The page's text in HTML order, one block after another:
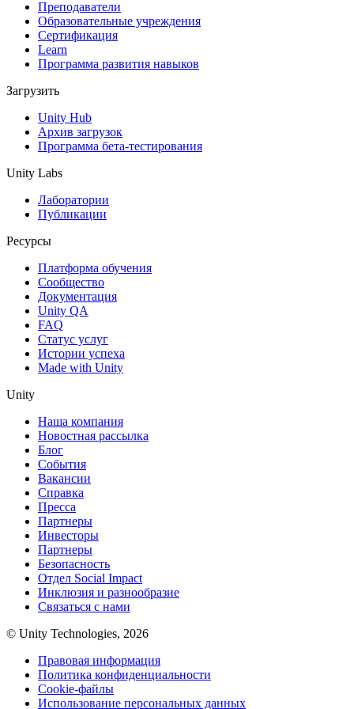
XR-игры
Запускайте XR-игры на разных платформах
Упрощенное создание многопользовательских игр
Преподаватели
Образовательные учреждения
Сертификация
Learn
Программа развития навыков
Загрузить
Unity Hub
Архив загрузок
Программа бета-тестирования
Unity Labs
Лаборатории
Публикации
Ресурсы
Платформа обучения
Сообщество
Документация
Unity QA
FAQ
Статус услуг
Истории успеха
Made with Unity
Unity
Наша компания
Новостная рассылка
Блог
События
Вакансии
Справка
Пресса
Партнеры
Инвесторы
Партнеры
Безопасность
Отдел Social Impact
Инклюзия и разнообразие
Связаться с нами
© Unity Technologies, 2026
Правовая информация
Политика конфиденциальности
Cookie-файлы
Использование персональных данных